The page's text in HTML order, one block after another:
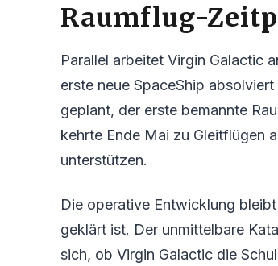
Raumflug-
Parallel arbeitet Virgin Galactic
erste neue SpaceShip
geplant, der erste bemannte
kehrte Ende Mai zu Gleitflügen
unterstützen.
Die operative Entwicklung
geklärt ist. Der unmittelbare
sich, ob Virgin Galactic die